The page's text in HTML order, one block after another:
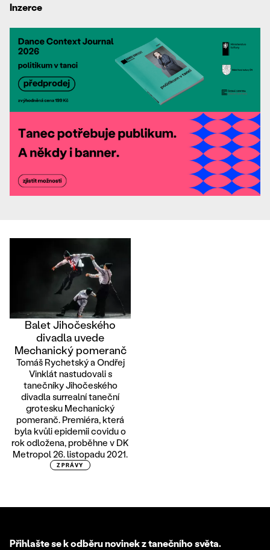
Inzerce
Balet Jihočeského
divadla uvede
Mechanický pomeranč
Tomáš Rychetský a Ondřej
Vinklát nastudovali s
tanečníky Jihočeského
divadla surrealní taneční
grotesku Mechanický
pomeranč. Premiéra, která
byla kvůli epidemii covidu o
rok odložena, proběhne v DK
Metropol 26. listopadu 2021.
ZPRÁVY
Přihlašte se k odběru novinek z tanečního světa.